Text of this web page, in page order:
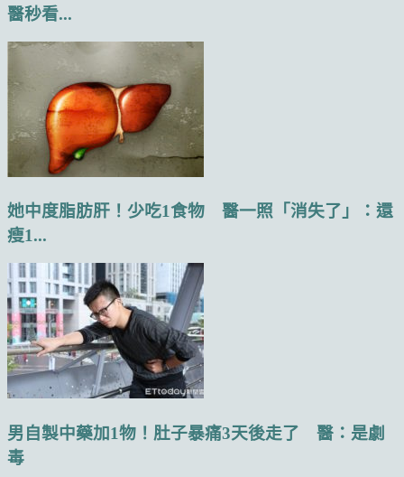
醫秒看...
她中度脂肪肝！少吃1食物 醫一照「消失了」：還
瘦1...
男自製中藥加1物！肚子暴痛3天後走了 醫：是劇
毒